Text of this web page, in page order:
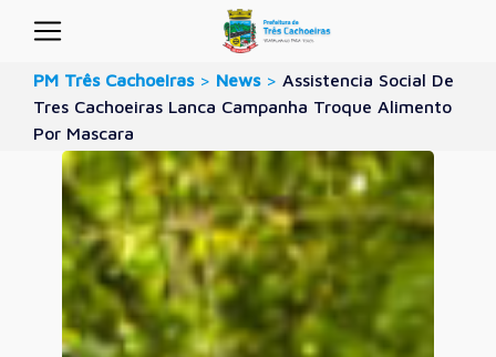
PM Três Cachoeiras > News > Assistencia Social De
Tres Cachoeiras Lanca Campanha Troque Alimento
Por Mascara